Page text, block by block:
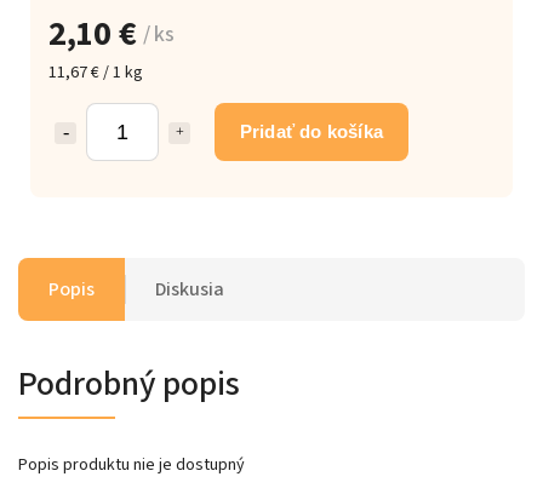
2,10 € / ks
11,67 € / 1 kg
Pridať do košíka
Popis Diskusia
Podrobný popis
Popis produktu nie je dostupný